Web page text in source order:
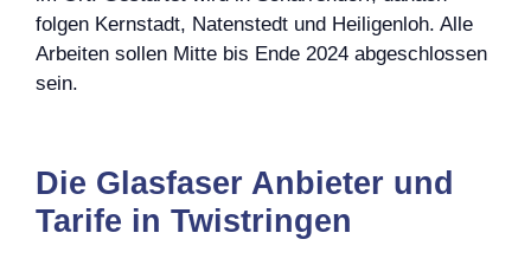
folgen Kernstadt, Natenstedt und Heiligenloh. Alle
Arbeiten sollen Mitte bis Ende 2024 abgeschlossen
sein.
Die Glasfaser Anbieter und
Tarife in Twistringen